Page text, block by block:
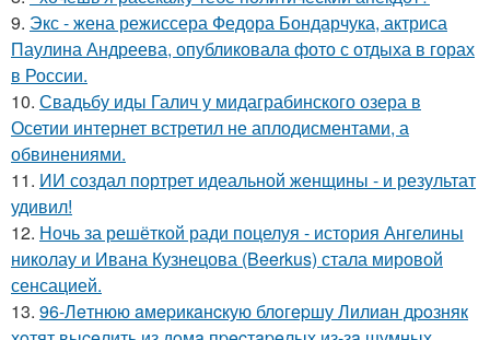
9. Экс - жена режиссера Федора Бондарчука, актриса
Паулина Андреева, опубликовала фото с отдыха в горах
в России.
10. Свадьбу иды Галич у мидаграбинского озера в
Осетии интернет встретил не аплодисментами, а
обвинениями.
11. ИИ создал портрет идеальной женщины - и результат
удивил!
12. Ночь за решёткой ради поцелуя - история Ангелины
николау и Ивана Кузнецова (Beerkus) стала мировой
сенсацией.
13. 96-Лeтнюю aмepикaнcкую блoгepшу Лилиaн дpoзняк